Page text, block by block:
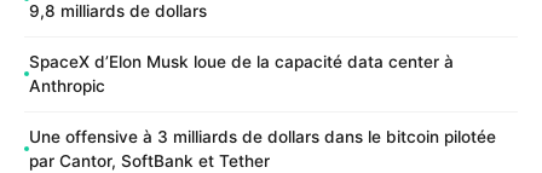
9,8 milliards de dollars
SpaceX d’Elon Musk loue de la capacité data center à
Anthropic
Une offensive à 3 milliards de dollars dans le bitcoin pilotée
par Cantor, SoftBank et Tether